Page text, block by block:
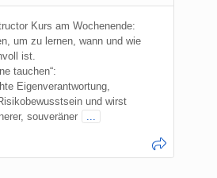
Kurs am Wochenende:
um zu lernen, wann und wie
ist.
tauchen“:
Eigenverantwortung,
und wirst
souveräner
...